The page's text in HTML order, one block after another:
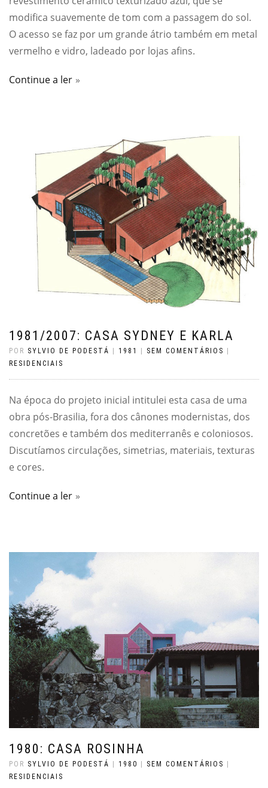
modifica suavemente de tom com a passagem do sol.
O acesso se faz por um grande átrio também em metal
vermelho e vidro, ladeado por lojas afins.
Continue a ler
1981/2007: CASA SYDNEY E KARLA
POR SYLVIO DE PODESTÁ | 1981 | SEM COMENTÁRIOS |
RESIDENCIAIS
Na época do projeto inicial intitulei esta casa de uma
obra pós-Brasilia, fora dos cânones modernistas, dos
concretões e também dos mediterranês e coloniosos.
Discutíamos circulações, simetrias, materiais, texturas
e cores.
Continue a ler
1980: CASA ROSINHA
POR SYLVIO DE PODESTÁ 1980 SEM COMENTÁRIOS
RESIDENCIAIS